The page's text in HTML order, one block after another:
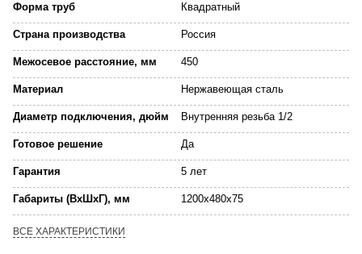
Форма труб Квадратный
Страна производства Россия
Межосевое расстояние, мм 450
Материал Нержавеющая сталь
Диаметр подключения, дюйм Внутренняя резьба 1/2
Готовое решение Да
Гарантия 5 лет
Габариты (ВхШхГ), мм 1200x480x75
ВСЕ ХАРАКТЕРИСТИКИ